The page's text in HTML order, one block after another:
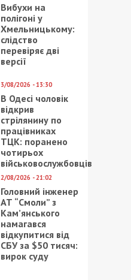
Вибухи на
полігоні у
Хмельницькому:
слідство
перевіряє дві
версії
3/08/2026 - 13:30
В Одесі чоловік
відкрив
стрілянину по
працівниках
ТЦК: поранено
чотирьох
військовослужбовців
2/08/2026 - 21:02
Головний інженер
АТ “Смоли” з
Кам’янського
намагався
відкупитися від
СБУ за $50 тисяч:
вирок суду